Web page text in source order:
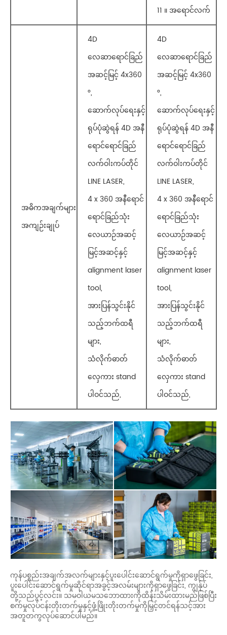
11 ။ အရောင်လက်
အဓိကအချက်များ
အကျဉ်းချုပ်
4D
လေဆာရောင်ခြည်
အဆင့်မြင့် 4x360
°,
ဆောက်လုပ်ရေးနှင့်
ရုပ်ပုံဆွဲရန် 4D အနီ
ရောင်ရောင်ခြည်
လက်ဝါးကပ်တိုင်
LINE LASER,
4 x 360 အနီရောင်
ရောင်ခြည်သုံး
လေယာဉ်အဆင့်
မြင့်အဆင့်နှင့်
alignment laser
tool,
အားပြန်သွင်းနိုင်
သည့်ဘက်ထရီ
များ,
သံလိုက်ဓာတ်
လှေကား stand
ပါဝင်သည်,
4D
လေဆာရောင်ခြည်
အဆင့်မြင့် 4x360
°,
ဆောက်လုပ်ရေးနှင့်
ရုပ်ပုံဆွဲရန် 4D အနီ
ရောင်ရောင်ခြည်
လက်ဝါးကပ်တိုင်
LINE LASER,
4 x 360 အနီရောင်
ရောင်ခြည်သုံး
လေယာဉ်အဆင့်
မြင့်အဆင့်နှင့်
alignment laser
tool,
အားပြန်သွင်းနိုင်
သည့်ဘက်ထရီ
များ,
သံလိုက်ဓာတ်
လှေကား stand
ပါဝင်သည်,
ကုန်ပစ္စည်းအချက်အလက်များနှင့်ပူးပေါင်းဆောင်ရွက်မှုကိုရှာဖွေခြင်း,
ပူးပေါင်းဆောင်ရွက်မှုဆိုင်ရာအခွင့်အလမ်းများကိုရှာဖွေခြင်း, ကျွန်ုပ်
တို့သည်ပွင့်လင်း။ သမဝါယမသဘောထားကိုထိန်းသိမ်းထားမည်ဖြစ်ပြီး
စက်မှုလုပ်ငန်းတိုးတက်မှုနှင့်ဖွံ့ဖြိုးတိုးတက်မှုကိုမြှင့်တင်ရန်သင့်အား
အတူတကွလုပ်ဆောင်ပါမည်။